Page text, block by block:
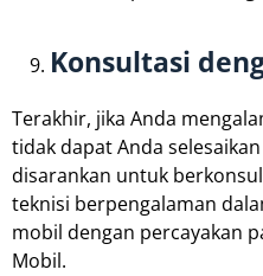
Konsultasi
Terakhir, jika Anda
tidak dapat Anda
disarankan untuk
teknisi berpengalaman
mobil dengan percayakan
Mobil.